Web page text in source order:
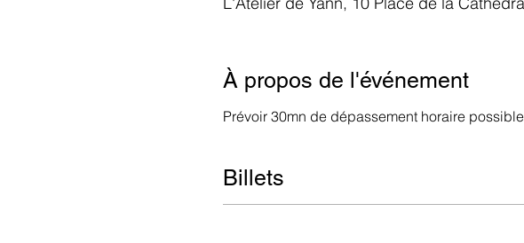
À propos de l'événement
Prévoir 30mn de dépassement horaire possible
Billets